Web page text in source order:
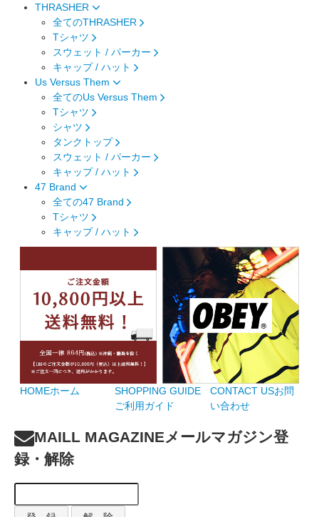
THRASHER
全てのTHRASHER
Tシャツ
スウェット / パーカー
キャップ / ハット
Us Versus Them
全てのUs Versus Them
Tシャツ
シャツ
タンクトップ
スウェット / パーカー
キャップ / ハット
47 Brand
全ての47 Brand
Tシャツ
キャップ / ハット
HOMEホーム
SHOPPING GUIDE
ご利用ガイド
CONTACT USお問
い合わせ
MAILL MAGAZINEメールマガジン登
録・解除